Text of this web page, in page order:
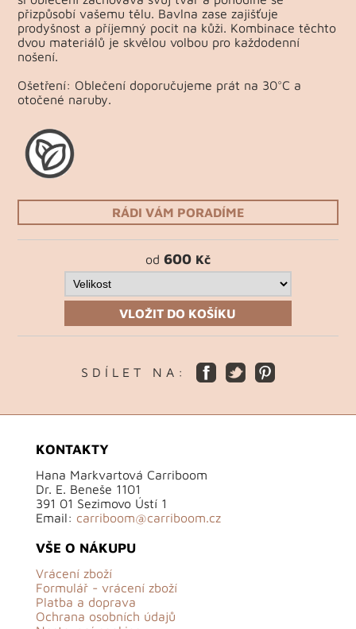
přizpůsobí vašemu tělu. Bavlna zase zajišťuje
prodyšnost a příjemný pocit na kůži. Kombinace těchto
dvou materiálů je skvělou volbou pro každodenní
nošení.
Ošetření: Oblečení doporučujeme prát na 30°C a
otočené naruby.
RÁDI VÁM PORADÍME
od 600 Kč
VLOŽIT DO KOŠÍKU
S D Í L E T N A :
KONTAKTY
Hana Markvartová Carriboom
Dr. E. Beneše 1101
391 01 Sezimovo Ústí 1
Email: carriboom@carriboom.cz
VŠE O NÁKUPU
Vrácení zboží
Formulář - vrácení zboží
Platba a doprava
Ochrana osobních údajů